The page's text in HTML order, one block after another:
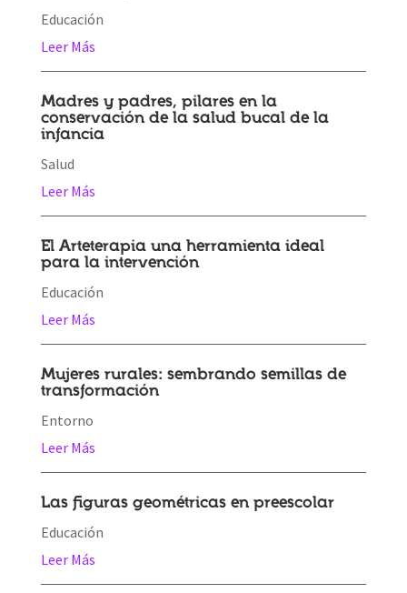
Educación
Leer Más
Madres y padres, pilares en la
conservación de la salud bucal de la
infancia
Salud
Leer Más
El Arteterapia una herramienta ideal
para la intervención
Educación
Leer Más
Mujeres rurales: sembrando semillas de
transformación
Entorno
Leer Más
Las figuras geométricas en preescolar
Educación
Leer Más